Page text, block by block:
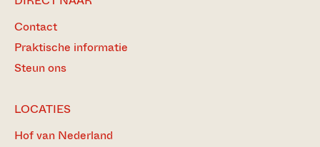
Contact
Praktische informatie
Steun ons
LOCATIES
Hof van Nederland